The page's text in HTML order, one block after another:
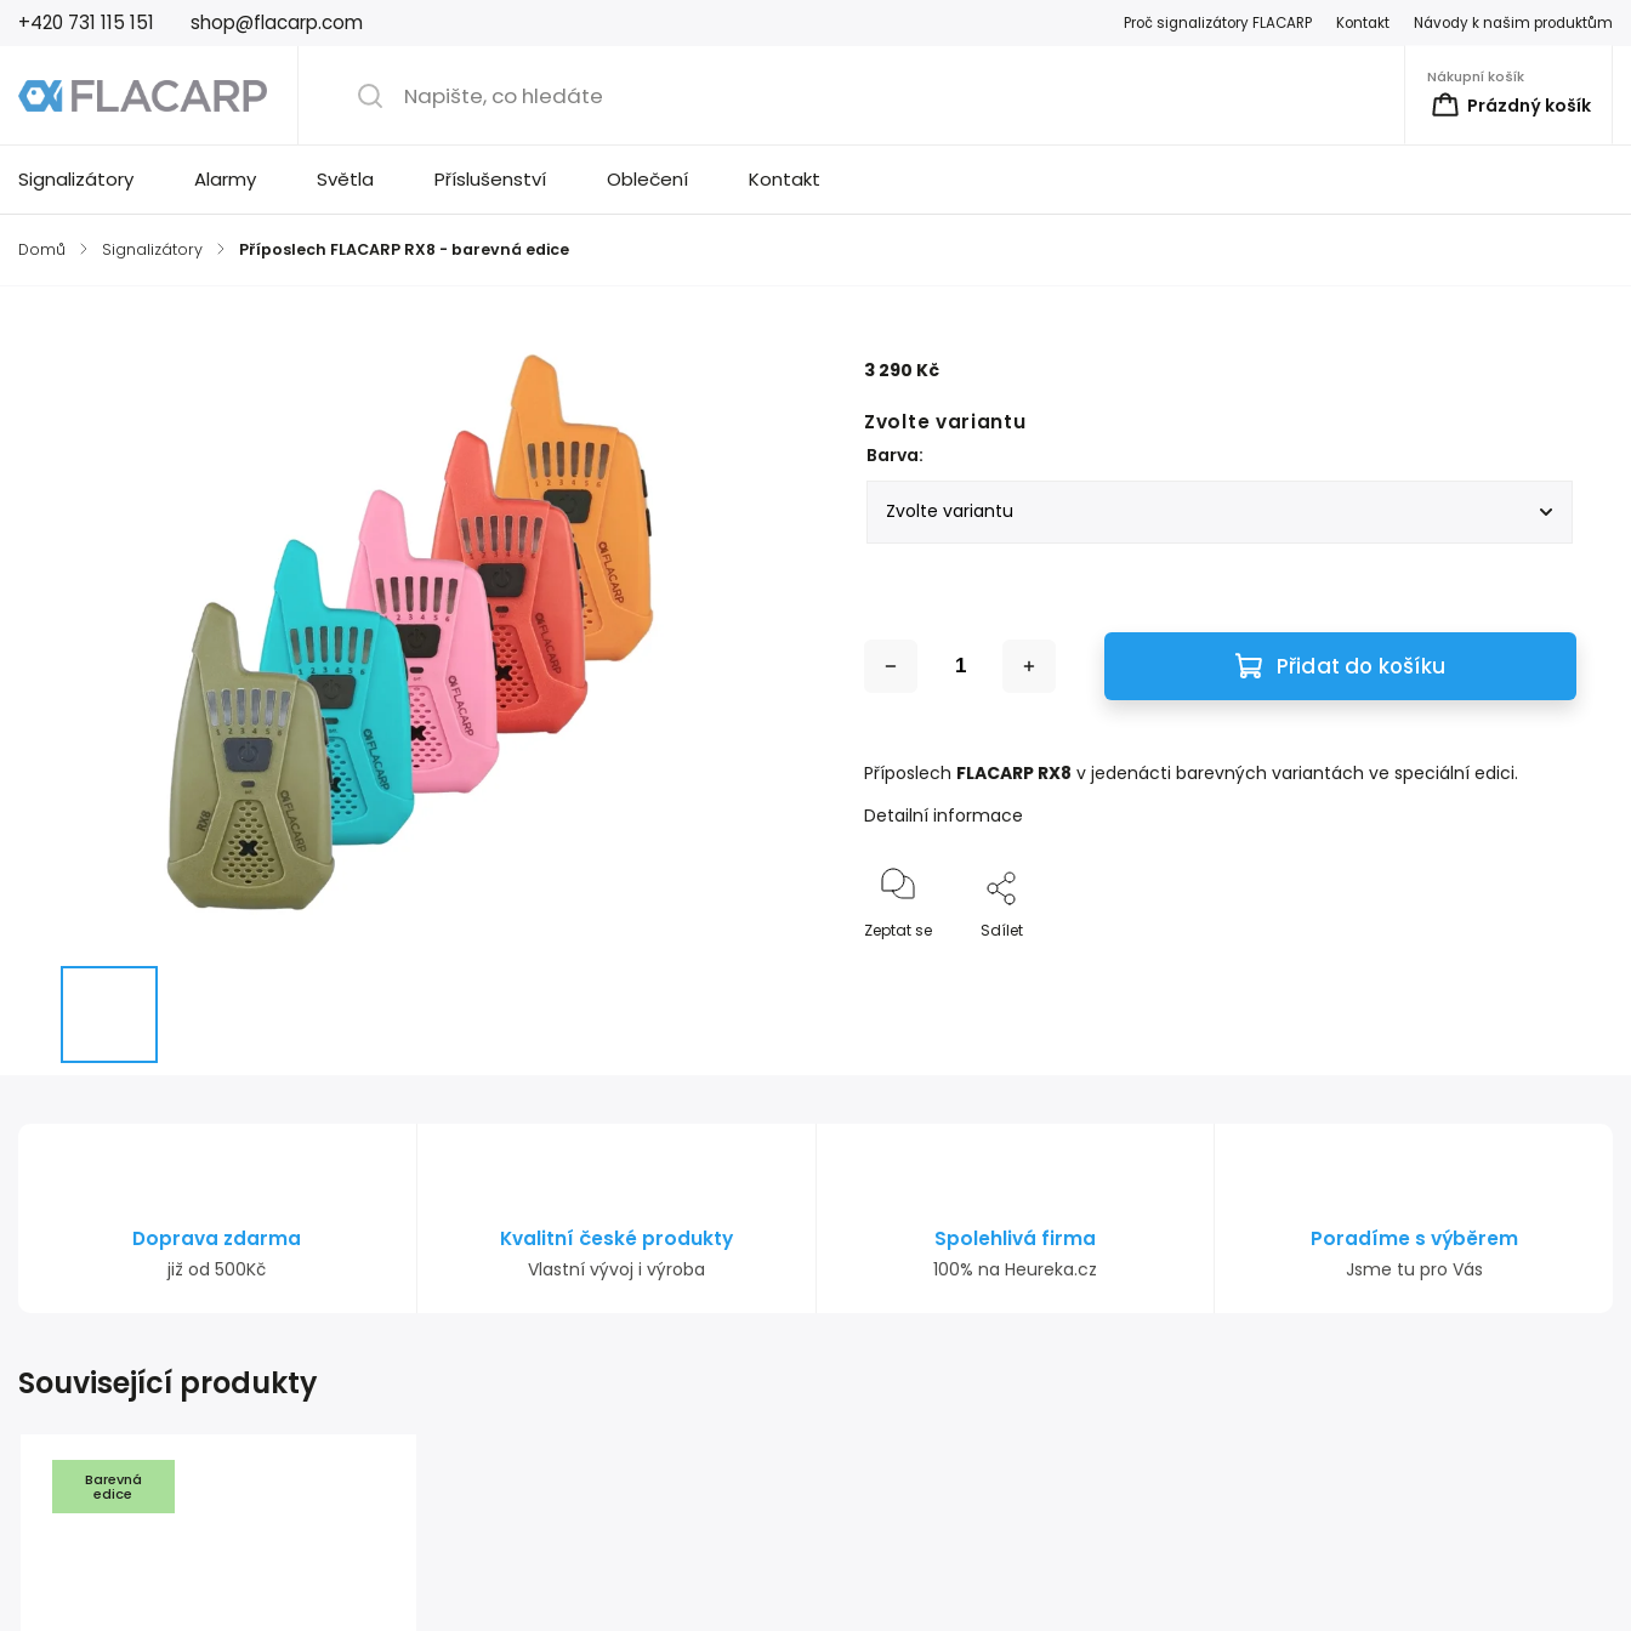
+420 731 115 151 shop@flacarp.com Proč signalizátory FLACARP Kontakt Návody k našim produktům
Nákupní košík
Prázdný košík
Signalizátory Alarmy Světla Příslušenství Oblečení Kontakt
Domů / Signalizátory / Příposlech FLACARP RX8 - barevná edice
3 290 Kč
Zvolte variantu
Barva:
Přidat do košíku
Příposlech FLACARP RX8 v jedenácti barevných variantách ve speciální edici.
Detailní informace
Zeptat se Sdílet
Doprava zdarma
již od 500Kč
Kvalitní české produkty
Vlastní vývoj i výroba
Spolehlivá firma
100% na Heureka.cz
Poradíme s výběrem
Jsme tu pro Vás
Související produkty
Barevná
edice